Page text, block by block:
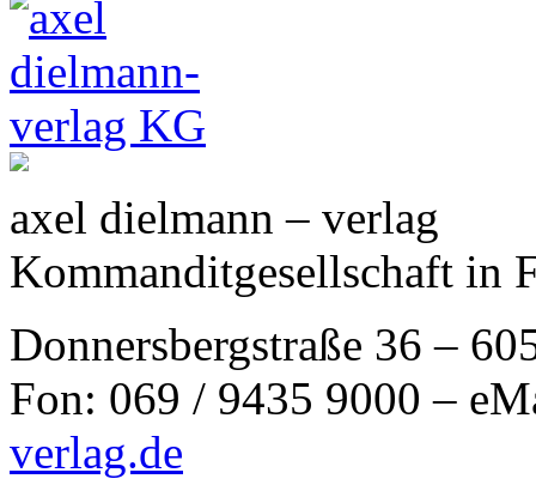
axel dielmann – verlag
Kommanditgesellschaft in
Donnersbergstraße 36 –
Fon: 069 / 9435 9000 –
verlag.de